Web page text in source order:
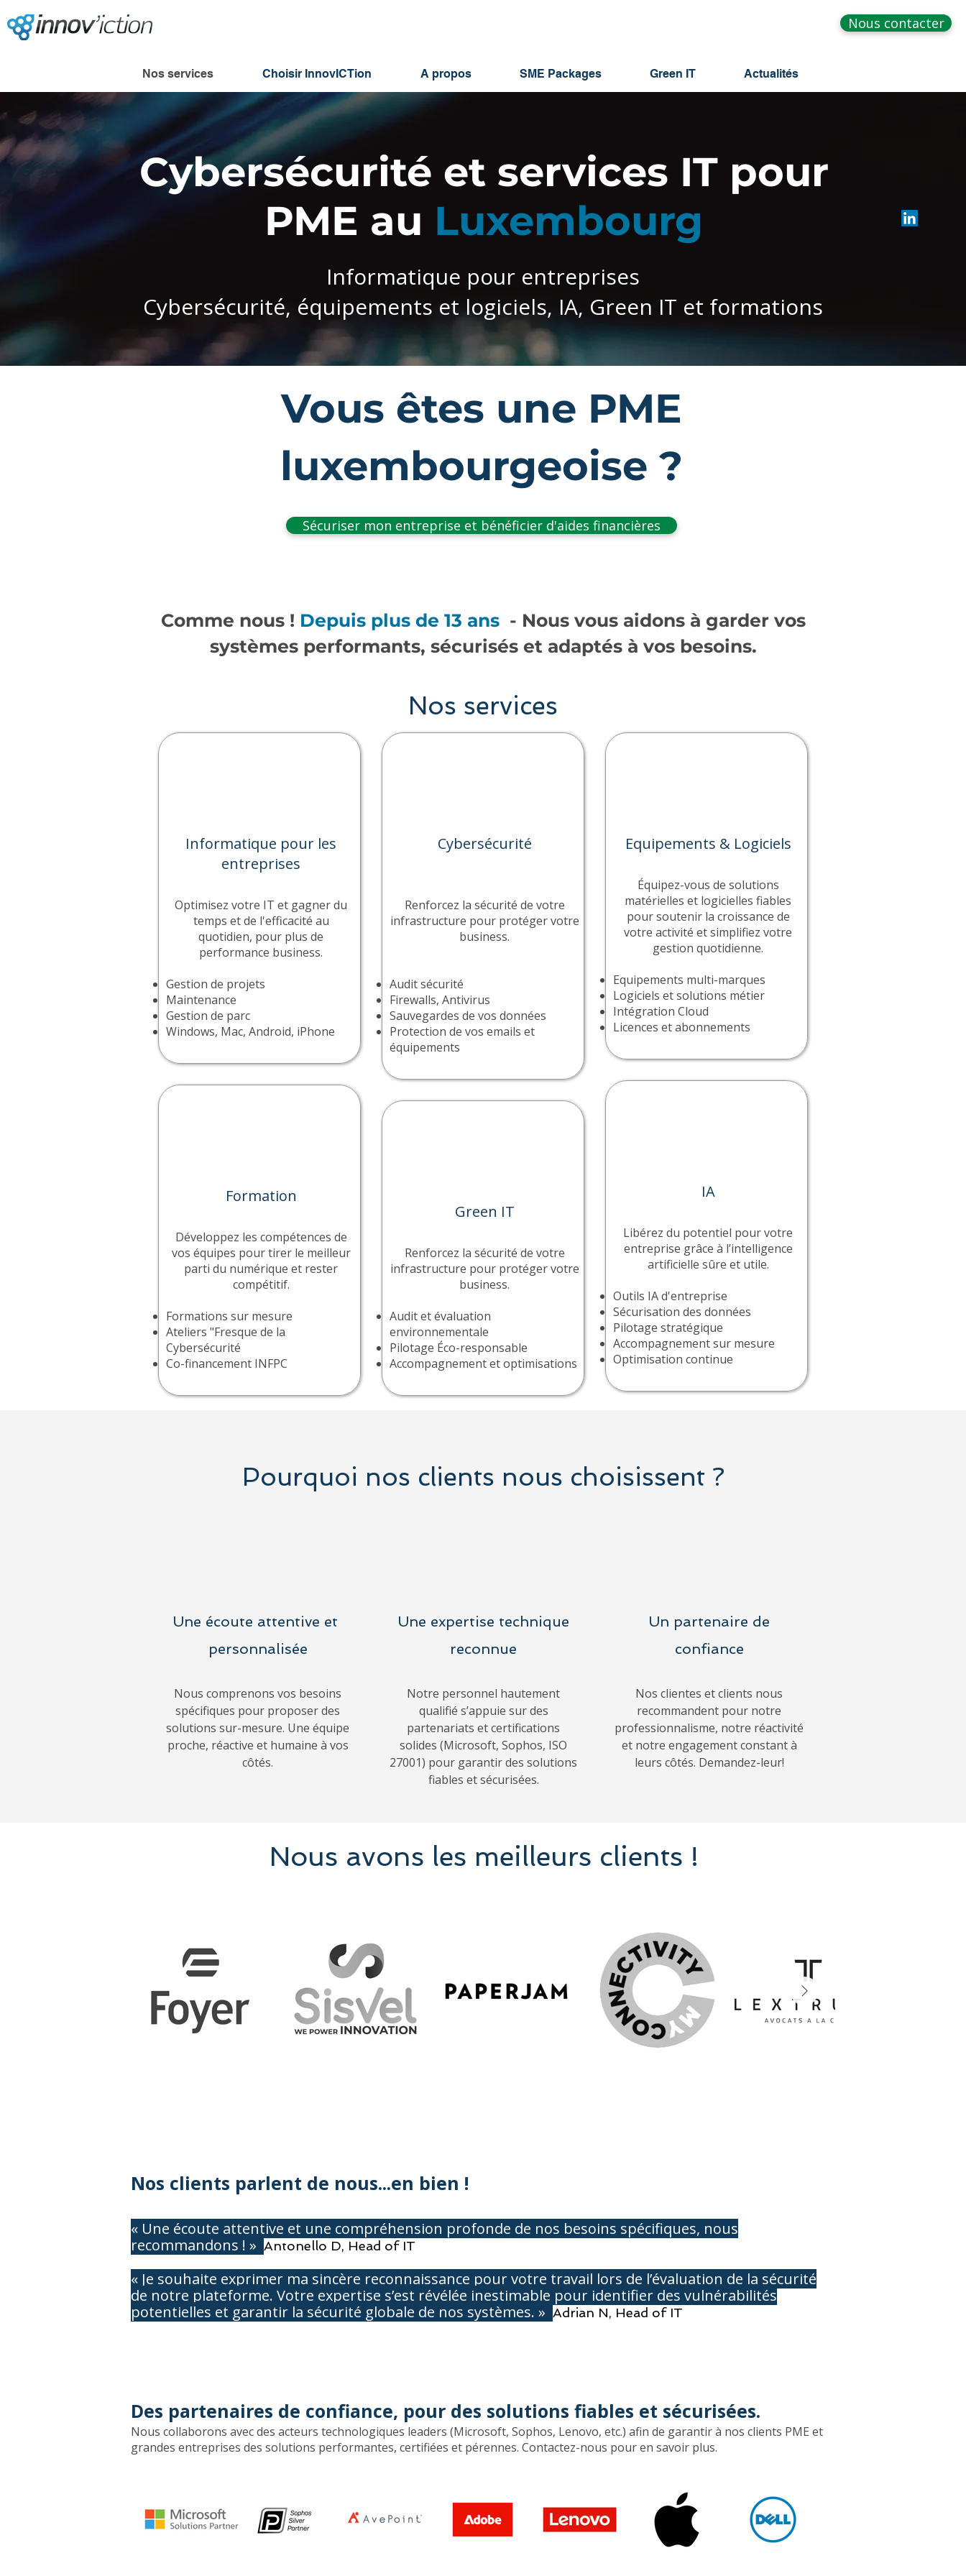
Nous contacter
Nos services Choisir InnovICTion A propos SME Packages Green IT Actualités
Cybersécurité et services IT pour
PME au Luxembourg
Informatique pour entreprises
Cybersécurité, équipements et logiciels, IA, Green IT et formations
Vous êtes une PME
luxembourgeoise ?
Sécuriser mon entreprise et bénéficier d'aides financières
Comme nous ! Depuis plus de 13 ans - Nous vous aidons à garder vos
systèmes performants, sécurisés et adaptés à vos besoins.
Nos services
Informatique pour les
entreprises
Optimisez votre IT et gagner du
temps et de l'efficacité au
quotidien, pour plus de
performance business.
Gestion de projets
Maintenance
Gestion de parc
Windows, Mac, Android, iPhone
Formation
Développez les compétences de
vos équipes pour tirer le meilleur
parti du numérique et rester
compétitif.
Formations sur mesure
Ateliers "Fresque de la
Cybersécurité
​Co-financement INFPC
Cybersécurité
Renforcez la sécurité de votre
infrastructure pour protéger votre
business.
Audit sécurité
Firewalls, Antivirus
Sauvegardes de vos données
Protection de vos emails et
équipements
Green IT
Renforcez la sécurité de votre
infrastructure pour protéger votre
business.
Audit et évaluation
environnementale
Pilotage Éco-responsable
Accompagnement et optimisations
Equipements & Logiciels
Équipez-vous de solutions
matérielles et logicielles fiables
pour soutenir la croissance de
votre activité et simplifiez votre
gestion quotidienne.
Equipements multi-marques
Logiciels et solutions métier
Intégration Cloud
Licences et abonnements
IA
Libérez du potentiel pour votre
entreprise grâce à l’intelligence
artificielle sûre et utile.
Outils IA d'entreprise
Sécurisation des données
Pilotage stratégique
Accompagnement sur mesure
Optimisation continue
Pourquoi nos clients nous choisissent ?
Une écoute attentive et
personnalisée
Nous comprenons vos besoins
spécifiques pour proposer des
solutions sur-mesure. Une équipe
proche, réactive et humaine à vos
côtés.
Une expertise technique
reconnue
Notre personnel hautement
qualifié s’appuie sur des
partenariats et certifications
solides (Microsoft, Sophos, ISO
27001) pour garantir des solutions
fiables et sécurisées.
Un partenaire de
confiance
Nos clientes et clients nous
recommandent pour notre
professionnalisme, notre réactivité
et notre engagement constant à
leurs côtés. Demandez-leur!
Nous avons les meilleurs clients !
Nos clients parlent de nous...en bien !
« Une écoute attentive et une compréhension profonde de nos besoins spécifiques, nous
recommandons ! » Antonello D, Head of IT
« Je souhaite exprimer ma sincère reconnaissance pour votre travail lors de l’évaluation de la sécurité
de notre plateforme. Votre expertise s’est révélée inestimable pour identifier des vulnérabilités
potentielles et garantir la sécurité globale de nos systèmes. » Adrian N, Head of IT
Des partenaires de confiance, pour des solutions fiables et sécurisées.
Nous collaborons avec des acteurs technologiques leaders (Microsoft, Sophos, Lenovo, etc.) afin de garantir à nos clients PME et
grandes entreprises des solutions performantes, certifiées et pérennes. Contactez-nous pour en savoir plus​​.